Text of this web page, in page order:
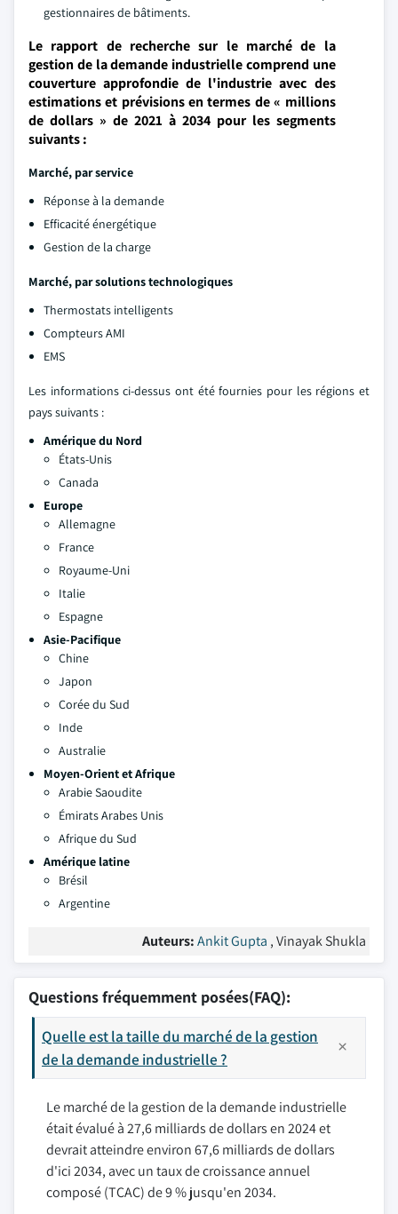
gestionnaires de bâtiments.
Le rapport de recherche sur le marché de la
gestion de la demande industrielle comprend une
couverture approfondie de l'industrie avec des
estimations et prévisions en termes de « millions
de dollars » de 2021 à 2034 pour les segments
suivants :
Marché, par service
Réponse à la demande
Efficacité énergétique
Gestion de la charge
Marché, par solutions technologiques
Thermostats intelligents
Compteurs AMI
EMS
Les informations ci-dessus ont été fournies pour les régions et
pays suivants :
Amérique du Nord
États-Unis
Canada
Europe
Allemagne
France
Royaume-Uni
Italie
Espagne
Asie-Pacifique
Chine
Japon
Corée du Sud
Inde
Australie
Moyen-Orient et Afrique
Arabie Saoudite
Émirats Arabes Unis
Afrique du Sud
Amérique latine
Brésil
Argentine
Auteurs:Ankit Gupta , Vinayak Shukla
Questions fréquemment posées(FAQ):
Quelle est la taille du marché de la gestion
de la demande industrielle ?
Le marché de la gestion de la demande industrielle
était évalué à 27,6 milliards de dollars en 2024 et
devrait atteindre environ 67,6 milliards de dollars
d'ici 2034, avec un taux de croissance annuel
composé (TCAC) de 9 % jusqu'en 2034.